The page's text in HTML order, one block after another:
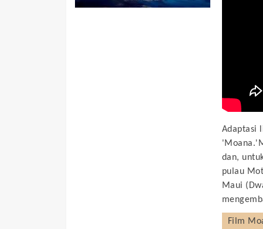
Adaptasi
dan,
pulau
Maui
Film